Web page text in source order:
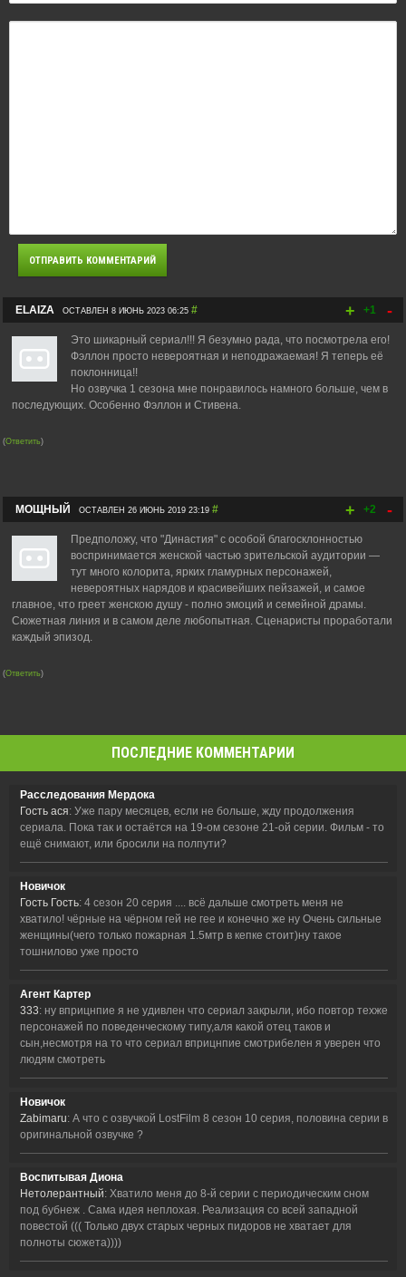
+ +1 -
ELAIZA ОСТАВЛЕН 8 ИЮНЬ 2023 06:25 #
Это шикарный сериал!!! Я безумно рада, что посмотрела его!
Фэллон просто невероятная и неподражаемая! Я теперь её
поклонница!!
Но озвучка 1 сезона мне понравилось намного больше, чем в
последующих. Особенно Фэллон и Стивена.
(Ответить)
+ +2 -
МОЩНЫЙ ОСТАВЛЕН 26 ИЮНЬ 2019 23:19 #
Предположу, что "Династия" с особой благосклонностью
воспринимается женской частью зрительской аудитории —
тут много колорита, ярких гламурных персонажей,
невероятных нарядов и красивейших пейзажей, и самое
главное, что греет женскою душу - полно эмоций и семейной драмы.
Сюжетная линия и в самом деле любопытная. Сценаристы проработали
каждый эпизод.
(Ответить)
ПОСЛЕДНИЕ КОММЕНТАРИИ
Расследования Мердока
Гость ася: Уже пару месяцев, если не больше, жду продолжения
сериала. Пока так и остаётся на 19-ом сезоне 21-ой серии. Фильм - то
ещё снимают, или бросили на полпути?
Новичок
Гость Гость: 4 сезон 20 серия .... всё дальше смотреть меня не
хватило! чёрные на чёрном гей не гее и конечно же ну Очень сильные
женщины(чего только пожарная 1.5мтр в кепке стоит)ну такое
тошнилово уже просто
Агент Картер
333: ну вприцнпие я не удивлен что сериал закрыли, ибо повтор техже
персонажей по поведенческому типу,аля какой отец таков и
сын,несмотря на то что сериал вприцнпие смотрибелен я уверен что
людям смотреть
Новичок
Zabimaru: А что с озвучкой LostFilm 8 сезон 10 серия, половина серии в
оригинальной озвучке ?
Воспитывая Диона
Нетолерантный: Хватило меня до 8-й серии с периодическим сном
под бубнеж . Сама идея неплохая. Реализация со всей западной
повестой ((( Только двух старых черных пидоров не хватает для
полноты сюжета))))